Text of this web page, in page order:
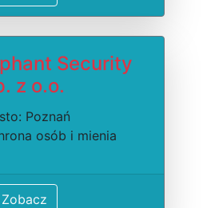
Security
z o.o.
Poznań
osób i mienia
Zobacz